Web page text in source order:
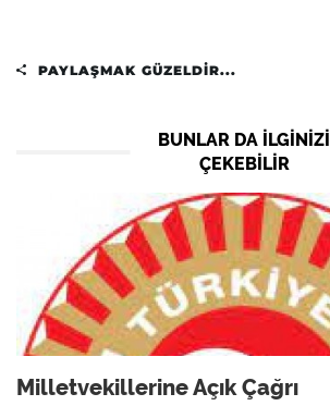
PAYLAŞMAK GÜZELDIR...
BUNLAR DA ILGINIZI
ÇEKEBILIR
Milletvekillerine Açık Çağrı